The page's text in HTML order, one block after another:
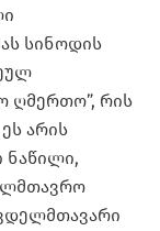
სინოდის
ღმერთო”, რის
არის
ნაწილი,